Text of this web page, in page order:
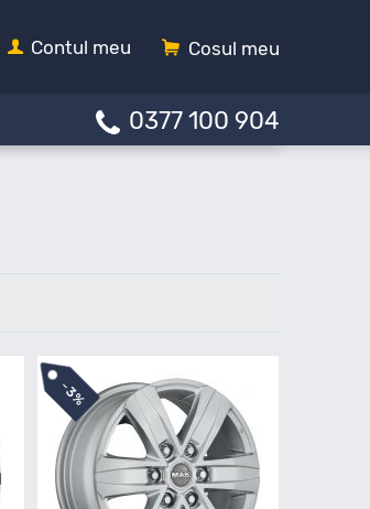
Cosul meu
Contul meu
0377 100 904
-
3%